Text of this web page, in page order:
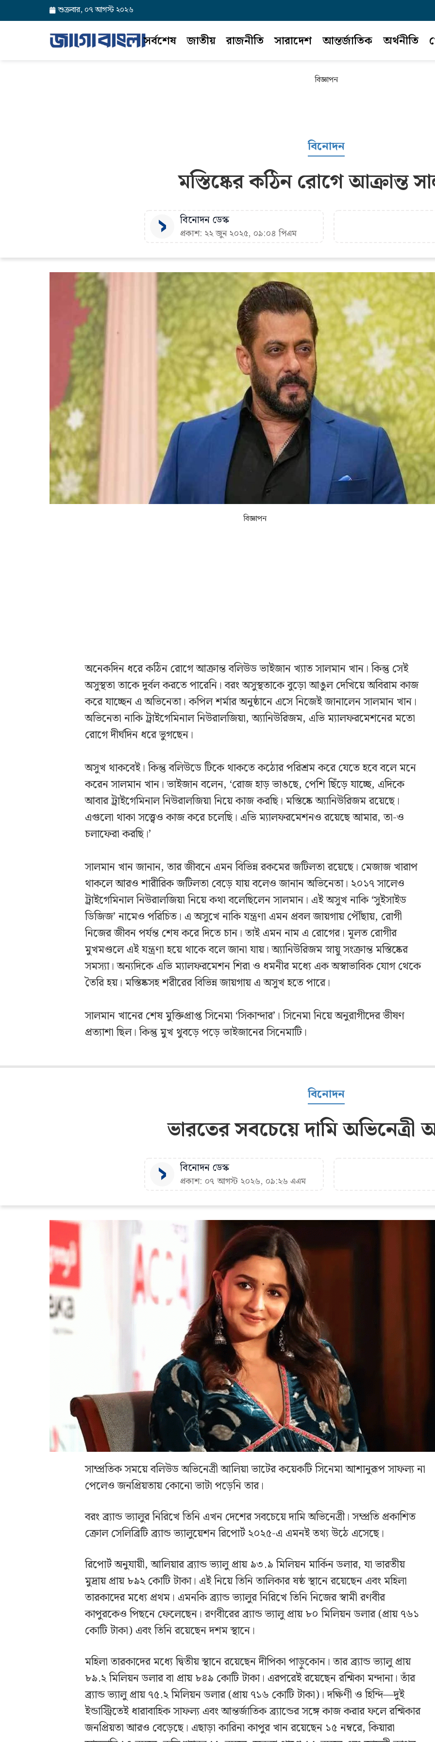
শুক্রবার, ০৭ আগস্ট ২০২৬
সর্বশেষ জাতীয় রাজনীতি সারাদেশ আন্তর্জাতিক অর্থনীতি
বিজ্ঞাপন
বিনোদন
মস্তিষ্কের কঠিন রোগে আক্রান্ত
বিনোদন ডেস্ক
প্রকাশ: ২২ জুন ২০২৫, ০৯:০৪ পিএম
বিজ্ঞাপন
অনেকদিন ধরে কঠিন রোগে আক্রান্ত বলিউড ভাইজান খ্যাত সালমান খান। কিন্তু সেই
অসুস্থতা তাকে দুর্বল করতে পারেনি। বরং অসুস্থতাকে বুড়ো আঙুল দেখিয়ে অবিরাম কাজ
করে যাচ্ছেন এ অভিনেতা। কপিল শর্মার অনুষ্ঠানে এসে নিজেই জানালেন সালমান খান।
অভিনেতা নাকি ট্রাইগেমিনাল নিউরালজিয়া, অ্যানিউরিজম, এভি ম্যালফরমেশনের মতো
রোগে দীর্ঘদিন ধরে ভুগছেন।
অসুখ থাকবেই। কিন্তু বলিউডে টিকে থাকতে কঠোর পরিশ্রম করে যেতে হবে বলে মনে
করেন সালমান খান। ভাইজান বলেন, ‘রোজ হাড় ভাঙছে, পেশি ছিঁড়ে যাচ্ছে, এদিকে
আবার ট্রাইগেমিনাল নিউরালজিয়া নিয়ে কাজ করছি। মস্তিষ্কে অ্যানিউরিজম রয়েছে।
এগুলো থাকা সত্ত্বেও কাজ করে চলেছি। এভি ম্যালফরমেশনও রয়েছে আমার, তা-ও
চলাফেরা করছি।’
সালমান খান জানান, তার জীবনে এমন বিভিন্ন রকমের জটিলতা রয়েছে। মেজাজ খারাপ
থাকলে আরও শারীরিক জটিলতা বেড়ে যায় বলেও জানান অভিনেতা। ২০১৭ সালেও
ট্রাইগেমিনাল নিউরালজিয়া নিয়ে কথা বলেছিলেন সালমান। এই অসুখ নাকি ‘সুইসাইড
ডিজিজ’ নামেও পরিচিত। এ অসুখে নাকি যন্ত্রণা এমন প্রবল জায়গায় পৌঁছায়, রোগী
নিজের জীবন পর্যন্ত শেষ করে দিতে চান। তাই এমন নাম এ রোগের। মূলত রোগীর
মুখমণ্ডলে এই যন্ত্রণা হয়ে থাকে বলে জানা যায়। অ্যানিউরিজম স্নায়ু সংক্রান্ত মস্তিষ্কের
সমস্যা। অন্যদিকে এভি ম্যালফরমেশন শিরা ও ধমনীর মধ্যে এক অস্বাভাবিক যোগ থেকে
তৈরি হয়। মস্তিষ্কসহ শরীরের বিভিন্ন জায়গায় এ অসুখ হতে পারে।
সালমান খানের শেষ মুক্তিপ্রাপ্ত সিনেমা ‘সিকান্দার’। সিনেমা নিয়ে অনুরাগীদের ভীষণ
প্রত্যাশা ছিল। কিন্তু মুখ থুবড়ে পড়ে ভাইজানের সিনেমাটি।
বিনোদন
ভারতের সবচেয়ে দামি অভিনেত্রী
বিনোদন ডেস্ক
প্রকাশ: ০৭ আগস্ট ২০২৬, ০৯:২৬ এএম
সাম্প্রতিক সময়ে বলিউড অভিনেত্রী আলিয়া ভাটের কয়েকটি সিনেমা আশানুরূপ সাফল্য না
পেলেও জনপ্রিয়তায় কোনো ভাটা পড়েনি তার।
বরং ব্র্যান্ড ভ্যালুর নিরিখে তিনি এখন দেশের সবচেয়ে দামি অভিনেত্রী। সম্প্রতি প্রকাশিত
ক্রোল সেলিব্রিটি ব্র্যান্ড ভ্যালুয়েশন রিপোর্ট ২০২৫-এ এমনই তথ্য উঠে এসেছে।
রিপোর্ট অনুযায়ী, আলিয়ার ব্র্যান্ড ভ্যালু প্রায় ৯৩.৯ মিলিয়ন মার্কিন ডলার, যা ভারতীয়
মুদ্রায় প্রায় ৮৯২ কোটি টাকা। এই নিয়ে তিনি তালিকার ষষ্ঠ স্থানে রয়েছেন এবং মহিলা
তারকাদের মধ্যে প্রথম। এমনকি ব্র্যান্ড ভ্যালুর নিরিখে তিনি নিজের স্বামী রণবীর
কাপুরকেও পিছনে ফেলেছেন। রণবীরের ব্র্যান্ড ভ্যালু প্রায় ৮০ মিলিয়ন ডলার (প্রায় ৭৬১
কোটি টাকা) এবং তিনি রয়েছেন দশম স্থানে।
মহিলা তারকাদের মধ্যে দ্বিতীয় স্থানে রয়েছেন দীপিকা পাড়ুকোন। তার ব্র্যান্ড ভ্যালু প্রায়
৮৯.২ মিলিয়ন ডলার বা প্রায় ৮৪৯ কোটি টাকা। এরপরেই রয়েছেন রশ্মিকা মন্দানা। তাঁর
ব্র্যান্ড ভ্যালু প্রায় ৭৫.২ মিলিয়ন ডলার (প্রায় ৭১৬ কোটি টাকা)। দক্ষিণী ও হিন্দি—দুই
ইন্ডাস্ট্রিতেই ধারাবাহিক সাফল্য এবং আন্তর্জাতিক ব্র্যান্ডের সঙ্গে কাজ করার ফলে রশ্মিকার
জনপ্রিয়তা আরও বেড়েছে। এছাড়া কারিনা কাপুর খান রয়েছেন ১৫ নম্বরে, কিয়ারা